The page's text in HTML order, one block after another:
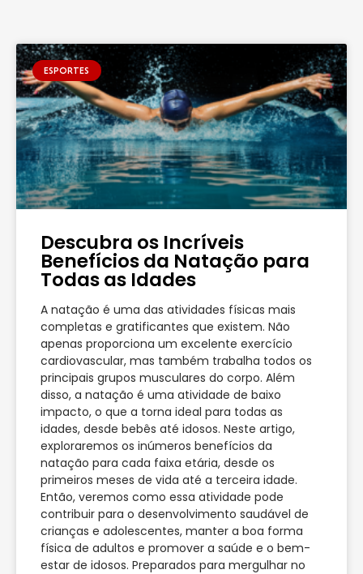
ESPORTES
Descubra os Incríveis
Benefícios da Natação para
Todas as Idades
A natação é uma das atividades físicas mais
completas e gratificantes que existem. Não
apenas proporciona um excelente exercício
cardiovascular, mas também trabalha todos os
principais grupos musculares do corpo. Além
disso, a natação é uma atividade de baixo
impacto, o que a torna ideal para todas as
idades, desde bebês até idosos. Neste artigo,
exploraremos os inúmeros benefícios da
natação para cada faixa etária, desde os
primeiros meses de vida até a terceira idade.
Então, veremos como essa atividade pode
contribuir para o desenvolvimento saudável de
crianças e adolescentes, manter a boa forma
física de adultos e promover a saúde e o bem-
estar de idosos. Preparados para mergulhar no